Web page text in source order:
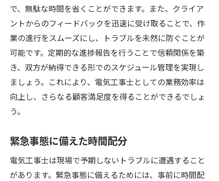
で、無駄な時間を省くことができます。また、クライア
ントからのフィードバックを迅速に受け取ることで、作
業の進行をスムーズにし、トラブルを未然に防ぐことが
可能です。定期的な進捗報告を行うことで信頼関係を築
き、双方が納得できる形でのスケジュール管理を実現し
ましょう。これにより、電気工事士としての業務効率は
向上し、さらなる顧客満足度を得ることができるでしょ
う。
緊急事態に備えた時間配分
電気工事士は現場で予期しないトラブルに遭遇すること
があります。緊急事態に備えるためには、事前に時間配